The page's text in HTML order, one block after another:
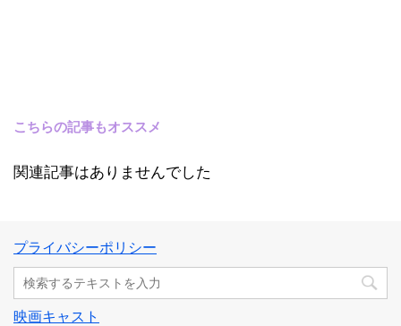
こちらの記事もオススメ
関連記事はありませんでした
プライバシーポリシー
映画キャスト